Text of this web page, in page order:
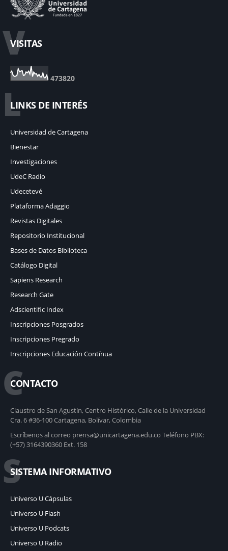
V
VISITAS
473820
L
LINKS DE INTERÉS
Universidad de Cartagena
Bienestar
Investigaciones
UdeC Radio
Udecetevé
Plataforma Adaggio
Revistas Digitales
Repositorio Institucional
Bases de Datos Biblioteca
Catálogo Digital
Sapiens Research
Research Gate
Adscientific Index
Inscripciones Posgrados
Inscripciones Pregrado
Inscripciones Educación Contínua
C
CONTACTO
Claustro de San Agustín, Centro Histórico, Calle de la Universidad
Cra. 6 #36-100 Cartagena, Bolívar, Colombia
Escríbenos al correo prensa@unicartagena.edu.co Teléfono PBX:
(+57) 3164390360 Ext. 158
S
SISTEMA INFORMATIVO
Universo U Cápsulas
Universo U Flash
Universo U Podcats
Universo U Radio